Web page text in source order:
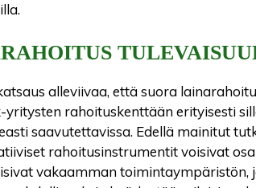
alleviivaa, että suora
rahoituskenttään erityisesti
saavutettavissa. Edellä mainitut
rahoitusinstrumentit voisivat
vakaamman toimintaympäristön,